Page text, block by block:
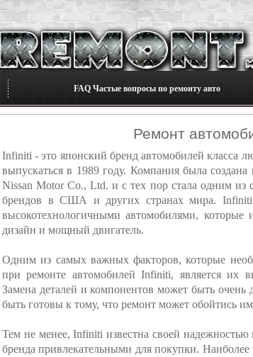
FAQ Частые вопросы по ремонту авто
Ремонт
Infiniti - это японский бренд автомобилей класса
выпускаться в 1989 году. Компания была создана
Nissan Motor Co., Ltd. и с тех пор стала одним из
брендов в США и других странах мира. Infiniti
высокотехнологичными автомобилями, которые
дизайн и мощный двигатель.
Одним из самых важных факторов, которые
при ремонте автомобилей Infiniti, является их
Замена деталей и компонентов может быть
быть готовы к тому, что ремонт может обойтись
Тем не менее, Infiniti известна своей надежностью
бренда привлекательными для покупки.